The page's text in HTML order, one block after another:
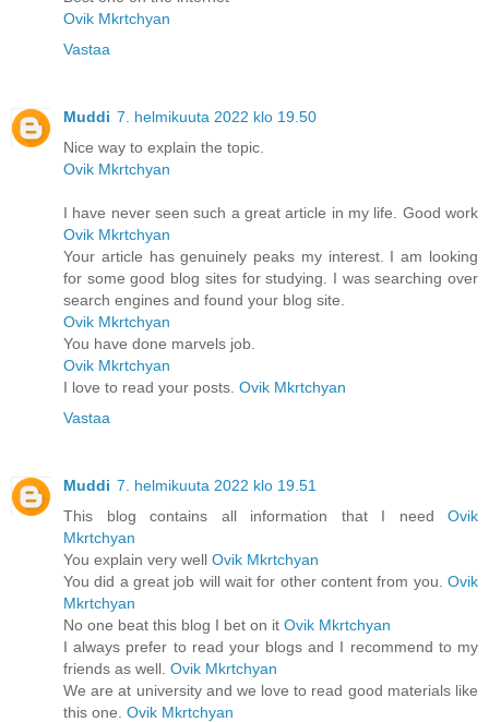
Ovik Mkrtchyan
Vastaa
Muddi 7. helmikuuta 2022 klo 19.50
Nice way to explain the topic.
Ovik Mkrtchyan
I have never seen such a great article in my life. Good work
Ovik Mkrtchyan
Your article has genuinely peaks my interest. I am looking
for some good blog sites for studying. I was searching over
search engines and found your blog site.
Ovik Mkrtchyan
You have done marvels job.
Ovik Mkrtchyan
I love to read your posts. Ovik Mkrtchyan
Vastaa
Muddi 7. helmikuuta 2022 klo 19.51
This blog contains all information that I need Ovik
Mkrtchyan
You explain very well Ovik Mkrtchyan
You did a great job will wait for other content from you. Ovik
Mkrtchyan
No one beat this blog I bet on it Ovik Mkrtchyan
I always prefer to read your blogs and I recommend to my
friends as well. Ovik Mkrtchyan
We are at university and we love to read good materials like
this one. Ovik Mkrtchyan